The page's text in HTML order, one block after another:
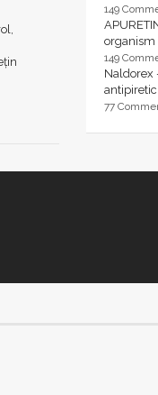
149
organism
149
Naldorex
77